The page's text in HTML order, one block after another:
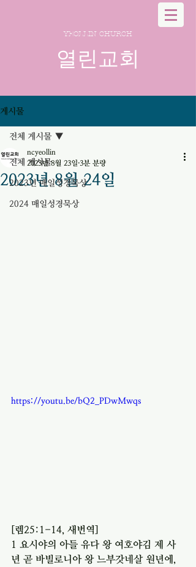
YEOLLIN CHURCH
열린교회
게시물
전체 게시물
2023년 매일성경묵상
2024 매일성경묵상
전체 게시물
2023년 8월 24일
ncyeollin
2023년 8월 23일 3분 분량
https://youtu.be/bQ2_PDwMwqs
[렘25:1-14, 새번역]
1 요시야의 아들 유다 왕 여호야김 제 사
년 곧 바빌로니아 왕 느부갓네살 원년에,